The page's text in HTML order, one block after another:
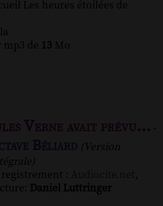
Les heures étoilées de
mp3 de 13 Mo
Verne avait prévu... -
(Version
:
,
Daniel Luttringer